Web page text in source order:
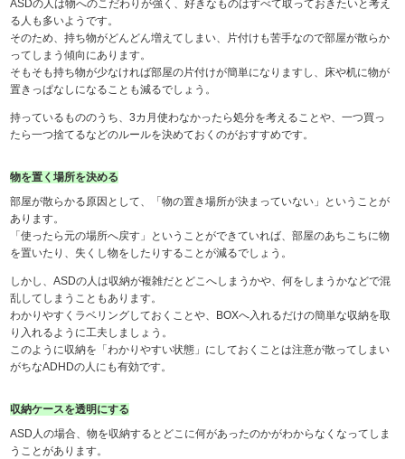
ASDの人は物へのこだわりが強く、好きなものはすべて取っておきたいと考え
る人も多いようです。
そのため、持ち物がどんどん増えてしまい、片付けも苦手なので部屋が散らか
ってしまう傾向にあります。
そもそも持ち物が少なければ部屋の片付けが簡単になりますし、床や机に物が
置きっぱなしになることも減るでしょう。
持っているもののうち、3カ月使わなかったら処分を考えることや、一つ買っ
たら一つ捨てるなどのルールを決めておくのがおすすめです。
物を置く場所を決める
部屋が散らかる原因として、「物の置き場所が決まっていない」ということが
あります。
「使ったら元の場所へ戻す」ということができていれば、部屋のあちこちに物
を置いたり、失くし物をしたりすることが減るでしょう。
しかし、ASDの人は収納が複雑だとどこへしまうかや、何をしまうかなどで混
乱してしまうこともあります。
わかりやすくラベリングしておくことや、BOXへ入れるだけの簡単な収納を取
り入れるように工夫しましょう。
このように収納を「わかりやすい状態」にしておくことは注意が散ってしまい
がちなADHDの人にも有効です。
収納ケースを透明にする
ASD人の場合、物を収納するとどこに何があったのかがわからなくなってしま
うことがあります。